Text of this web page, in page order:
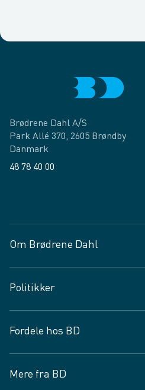
Brødrene Dahl A/S
Park Allé 370, 2605 Brøndby
Danmark
48 78 40 00
Om Brødrene Dahl
Vagttelefon 30 10 89 89
Spørgsmål og svar
Job og karriere
Fødevarekontrolrapport
Politikker
Privatlivspolitik
Cookies
Vilkår og betingelser
Fordele hos BD
BD app
Mere fra BD